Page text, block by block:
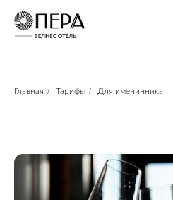
Главная / Тарифы / Для именинника